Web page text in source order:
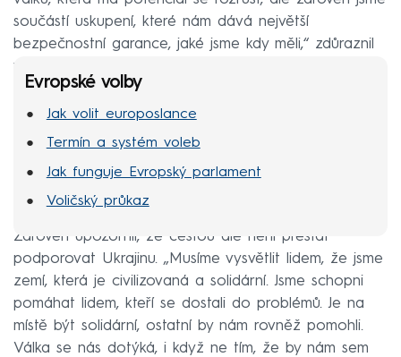
součástí uskupení, které nám dává největší
bezpečnostní garance, jaké jsme kdy měli,“ zdůraznil
ve vysílání.
Evropské volby
Jak volit europoslance
Termín a systém voleb
Jak funguje Evropský parlament
Voličský průkaz
Zároveň upozornil, že cestou ale není přestat
podporovat Ukrajinu. „Musíme vysvětlit lidem, že jsme
zemí, která je civilizovaná a solidární. Jsme schopni
pomáhat lidem, kteří se dostali do problémů. Je na
místě být solidární, ostatní by nám rovněž pomohli.
Válka se nás dotýká, i když ne tím, že by nám sem